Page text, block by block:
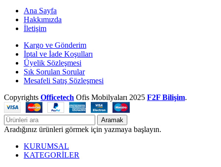
Ana Sayfa
Hakkımızda
İletişim
Kargo ve Gönderim
İptal ve İade Koşulları
Üyelik Sözleşmesi
Sık Sorulan Sorular
Mesafeli Satış Sözleşmesi
Copyrights Officetech Ofis Mobilyaları 2025 F2F Bilişim.
Aramak
Aradığınız ürünleri görmek için yazmaya başlayın.
KURUMSAL
KATEGORİLER